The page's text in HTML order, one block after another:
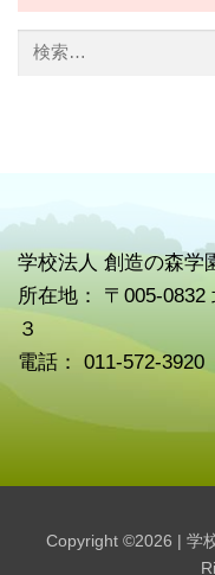
学校法人 創造の森
所在地： 〒005-0832
３
電話： 011-572-3920
Copyright ©2026 | 学校